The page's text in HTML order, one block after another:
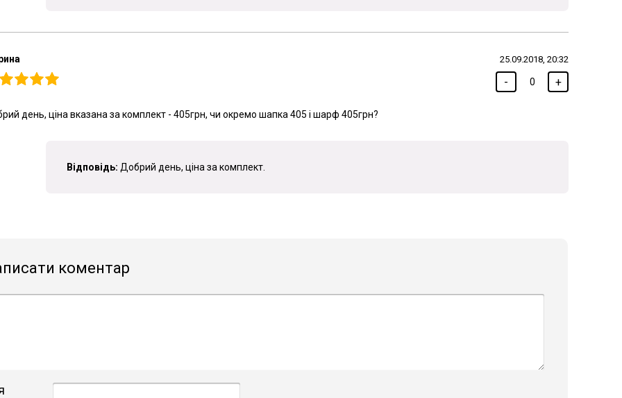
25.09.2018, 20:32
- 0 +
день, ціна вказана за комплект - 405грн, чи окремо шапка 405 і шарф 405грн?
Відповідь: Добрий день, ціна за комплект.
коментар